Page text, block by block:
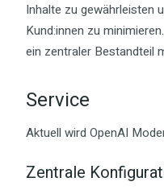
Inhalte zu gewährleisten
Kund:innen zu
ein zentraler Bestandteil
Service
Aktuell wird OpenAI
Zentrale